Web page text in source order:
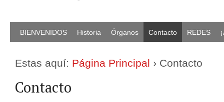
BIENVENIDOS Historia Órganos Contacto REDES
Estas aquí: Página Principal › Contacto
Contacto